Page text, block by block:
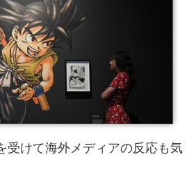
受けて海外メディアの反応も気